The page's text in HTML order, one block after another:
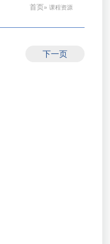
首页» 课程资源
下一页